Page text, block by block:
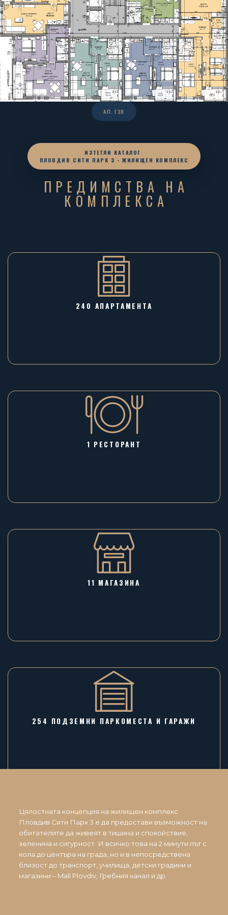
АП. Г38
ИЗТЕГЛИ КАТАЛОГ
ПЛОВДИВ СИТИ ПАРК 3 - ЖИЛИЩЕН КОМПЛЕКС
ПРЕДИМСТВА НА
КОМПЛЕКСА
240 АПАРТАМЕНТА
1 РЕСТОРАНТ
11 МАГАЗИНА
254 ПОДЗЕМНИ ПАРКОМЕСТА И ГАРАЖИ
Цялостната концепция на жилищен комплекс
Пловдив Сити Парк 3 е да предостави възможност на
обитателите да живеят в тишина и спокойствие,
зеленина и сигурност. И всичко това на 2 минути път с
кола до центъра на града, но и в непосредствена
близост до транспорт, училища, детски градини и
магазини – Mall Plovdiv, Гребния канал и др.